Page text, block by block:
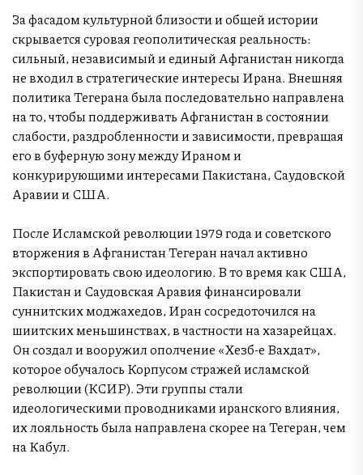
За фасадом культурной близости и общей истории
скрывается суровая геополитическая реальность:
сильный, независимый и единый Афганистан никогда
не входил в стратегические интересы Ирана. Внешняя
политика Тегерана была последовательно направлена
на то, чтобы поддерживать Афганистан в состоянии
слабости, раздробленности и зависимости, превращая
его в буферную зону между Ираном и
конкурирующими интересами Пакистана, Саудовской
Аравии и США.
После Исламской революции 1979 года и советского
вторжения в Афганистан Тегеран начал активно
экспортировать свою идеологию. В то время как США,
Пакистан и Саудовская Аравия финансировали
суннитских моджахедов, Иран сосредоточился на
шиитских меньшинствах, в частности на хазарейцах.
Он создал и вооружил ополчение «Хезб-е Вахдат»,
которое обучалось Корпусом стражей исламской
революции (КСИР). Эти группы стали
идеологическими проводниками иранского влияния,
их лояльность была направлена скорее на Тегеран, чем
на Кабул.